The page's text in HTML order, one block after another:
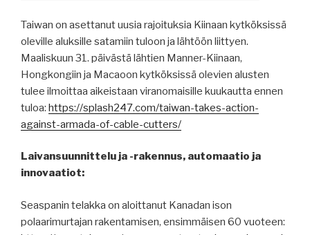
Taiwan on asettanut uusia rajoituksia Kiinaan kytköksissä
oleville aluksille satamiin tuloon ja lähtöön liittyen.
Maaliskuun 31. päivästä lähtien Manner-Kiinaan,
Hongkongiin ja Macaoon kytköksissä olevien alusten
tulee ilmoittaa aikeistaan viranomaisille kuukautta ennen
tuloa: https://splash247.com/taiwan-takes-action-
against-armada-of-cable-cutters/
Laivansuunnittelu ja -rakennus, automaatio ja
innovaatiot:
Seaspanin telakka on aloittanut Kanadan ison
polaarimurtajan rakentamisen, ensimmäisen 60 vuoteen: